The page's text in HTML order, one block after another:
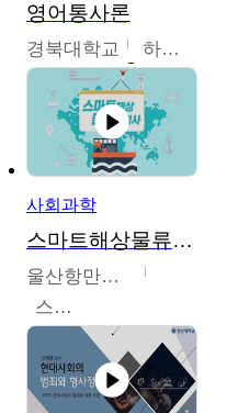
영어통사론
경북대학교 하승완
사회과학
스마트해상물류관리사 교육과정2
울산항만공사
스마트해상물류관리사 교육위원회